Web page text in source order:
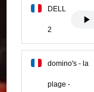
DELL
2
domino's - la
plage -